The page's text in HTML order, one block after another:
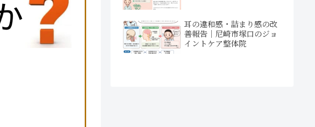
耳の違和感・詰まり感の改
善報告｜尼崎市塚口のジョ
イントケア整体院